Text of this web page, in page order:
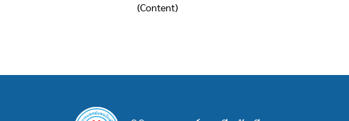
(Content)